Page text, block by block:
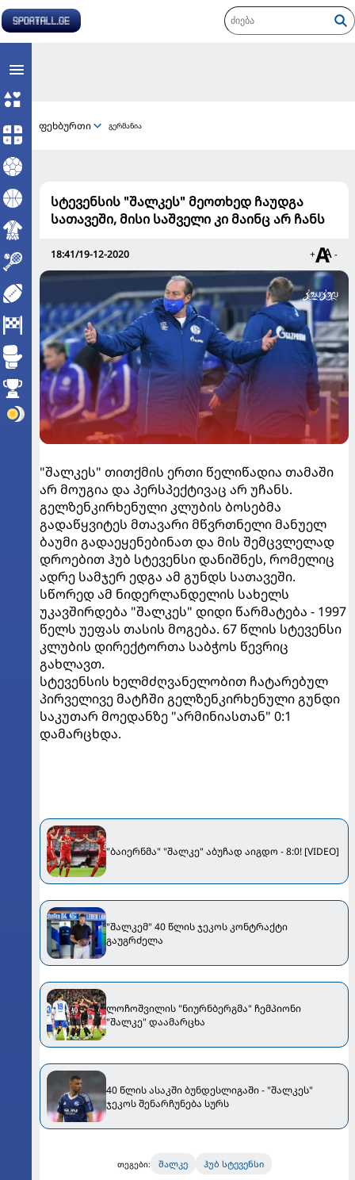
ფეხბურთი გერმანია
სტევენსის "შალკეს" მეოთხედ ჩაუდგა
სათავეში, მისი საშველი კი მაინც არ ჩანს
18:41/19-12-2020 + -
"შალკეს" თითქმის ერთი წელიწადია თამაში
არ მოუგია და პერსპექტივაც არ უჩანს.
გელზენკირხენული კლუბის ბოსებმა
გადაწყვიტეს მთავარი მწვრთნელი მანუელ
ბაუმი გადაეყენებინათ და მის შემცვლელად
დროებით ჰუბ სტევენსი დანიშნეს, რომელიც
ადრე სამჯერ ედგა ამ გუნდს სათავეში.
სწორედ ამ ნიდერლანდელის სახელს
უკავშირდება "შალკეს" დიდი წარმატება - 1997
წელს უეფას თასის მოგება. 67 წლის სტევენსი
კლუბის დირექტორთა საბჭოს წევრიც
გახლავთ.
სტევენსის ხელმძღვანელობით ჩატარებულ
პირველივე მატჩში გელზენკირხენული გუნდი
საკუთარ მოედანზე "არმინიასთან" 0:1
დამარცხდა.
"ბაიერნმა" "შალკე" აბუჩად აიგდო - 8:0! [VIDEO]
"შალკემ" 40 წლის ჯეკოს კონტრაქტი
გაუგრძელა
ლოჩოშვილის "ნიურნბერგმა" ჩემპიონი
"შალკე" დაამარცხა
40 წლის ასაკში ბუნდესლიგაში - "შალკეს"
ჯეკოს შენარჩუნება სურს
თეგები: შალკე ჰუბ სტევენსი